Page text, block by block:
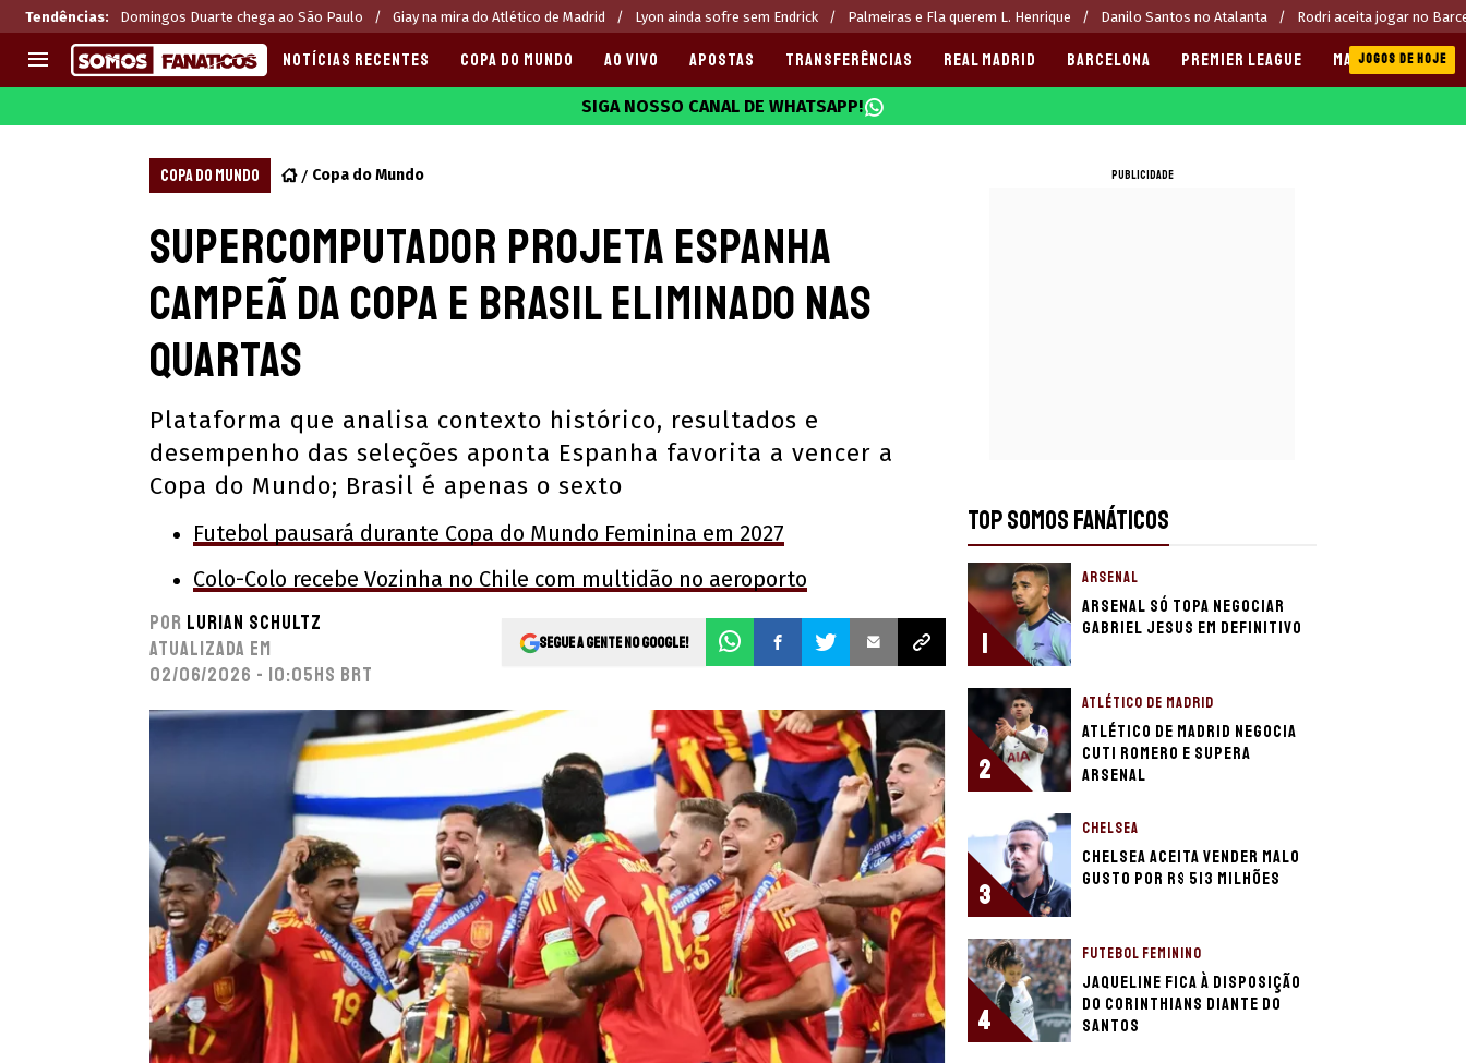
Tendências: Domingos Duarte chega ao São Paulo Giay na mira do Atlético de Madrid Lyon ainda sofre sem Endrick Palmeiras e Fla querem L. Henrique Danilo Santos no Atalanta Rodri aceita jogar no
CHAMPIONS LEAGUE
PREMIER LEAGUE
LIGA PORTUGUESA
Melhores sites de apostas 2025
Últimas
CASAS DE APOSTAS
CÓDIGOS e OFERTAS
APPS
NOTÍCIAS RECENTES COPA DO MUNDO AO VIVO APOSTAS TRANSFERÊNCIAS REAL MADRID BARCELONA PREMIER LEAGUE MANCHESTER CITY
JOGOS DE HOJE
SIGA NOSSO CANAL DE WHATSAPP!
COPA DO MUNDO Copa do Mundo
Supercomputador projeta Espanha
campeã da Copa e Brasil eliminado nas
quartas
Plataforma que analisa contexto histórico, resultados e
desempenho das seleções aponta Espanha favorita a vencer a
Copa do Mundo; Brasil é apenas o sexto
Futebol pausará durante Copa do Mundo Feminina em 2027
Colo-Colo recebe Vozinha no Chile com multidão no aeroporto
Por Lurian Schultz
Atualizada em
02/06/2026 - 10:05hs BRT
Segue a gente no Google!
PUBLICIDADE
TOP SOMOS FANÁTICOS
1
ARSENAL
Arsenal só topa negociar
Gabriel Jesus em definitivo
2
ATLÉTICO DE MADRID
Atlético de Madrid negocia
Cuti Romero e supera
Arsenal
3
CHELSEA
Chelsea aceita vender Malo
Gusto por R$ 513 milhões
4
FUTEBOL FEMININO
Jaqueline fica à disposição
do Corinthians diante do
Santos